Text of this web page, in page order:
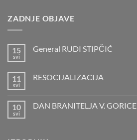
ZADNJE OBJAVE
15
svi
General RUDI STIPČIĆ
General
11
svi
RESOCIJALIZACIJA
RESOCIJALIZACIJA
10
svi
DAN BRANITELJA V. GORICE